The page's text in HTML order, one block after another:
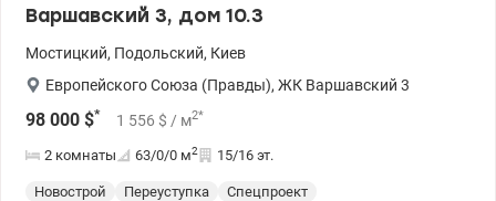
Варшавский 3, дом 10.3
Мостицкий, Подольский, Киев
Европейского Союза (Правды), ЖК Варшавский 3
98 000 $* 1 556 $ / м2*
2 комнаты 63/0/0 м2 15/16 эт.
Новострой Переуступка
Спецпроект